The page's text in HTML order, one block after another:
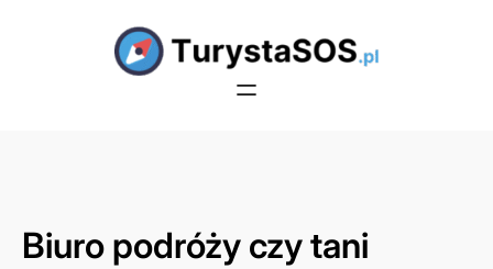
Biuro podróży czy tani